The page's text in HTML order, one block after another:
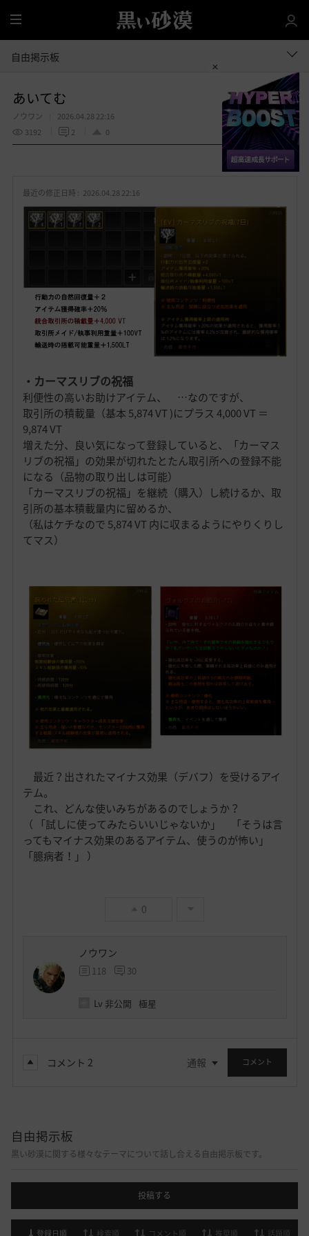
全
体
自由掲示板
あいてむ
ノウワン
2026.04.28 22:16
3192
2 0
お 共有する
最近の修正日時 : 2026.04.28 22:16
・カーマスリブの祝福
利便性の高いお助けアイテム、 …なのですが、
取引所の積載量（基本 5,874 VT )にプラス 4,000 VT ＝
9,874 VT
増えた分、良い気になって登録していると、「カーマス
リブの祝福」の効果が切れたとたん取引所への登録不能
になる（品物の取り出しは可能）
「カーマスリブの祝福」を継続（購入）し続けるか、取
引所の基本積載量内に留めるか、
（私はケチなので 5,874 VT 内に収まるようにやりくりし
てマス）
最近？出されたマイナス効果（デバフ）を受けるアイ
テム。
これ、どんな使いみちがあるのでしょうか？
（ 「試しに使ってみたらいいじゃないか」 「そうは言
ってもマイナス効果のあるアイテム、使うのが怖い」
「臆病者！」 ）
0
ノウワン
118 30
Lv 非公開 極星
コメント 2 通報 コメント
自由掲示板
黒い砂漠に関する様々なテーマについて話し合える自由掲示板です。
投稿する
登録日順 検索順 コメント順 推奨順 話題順